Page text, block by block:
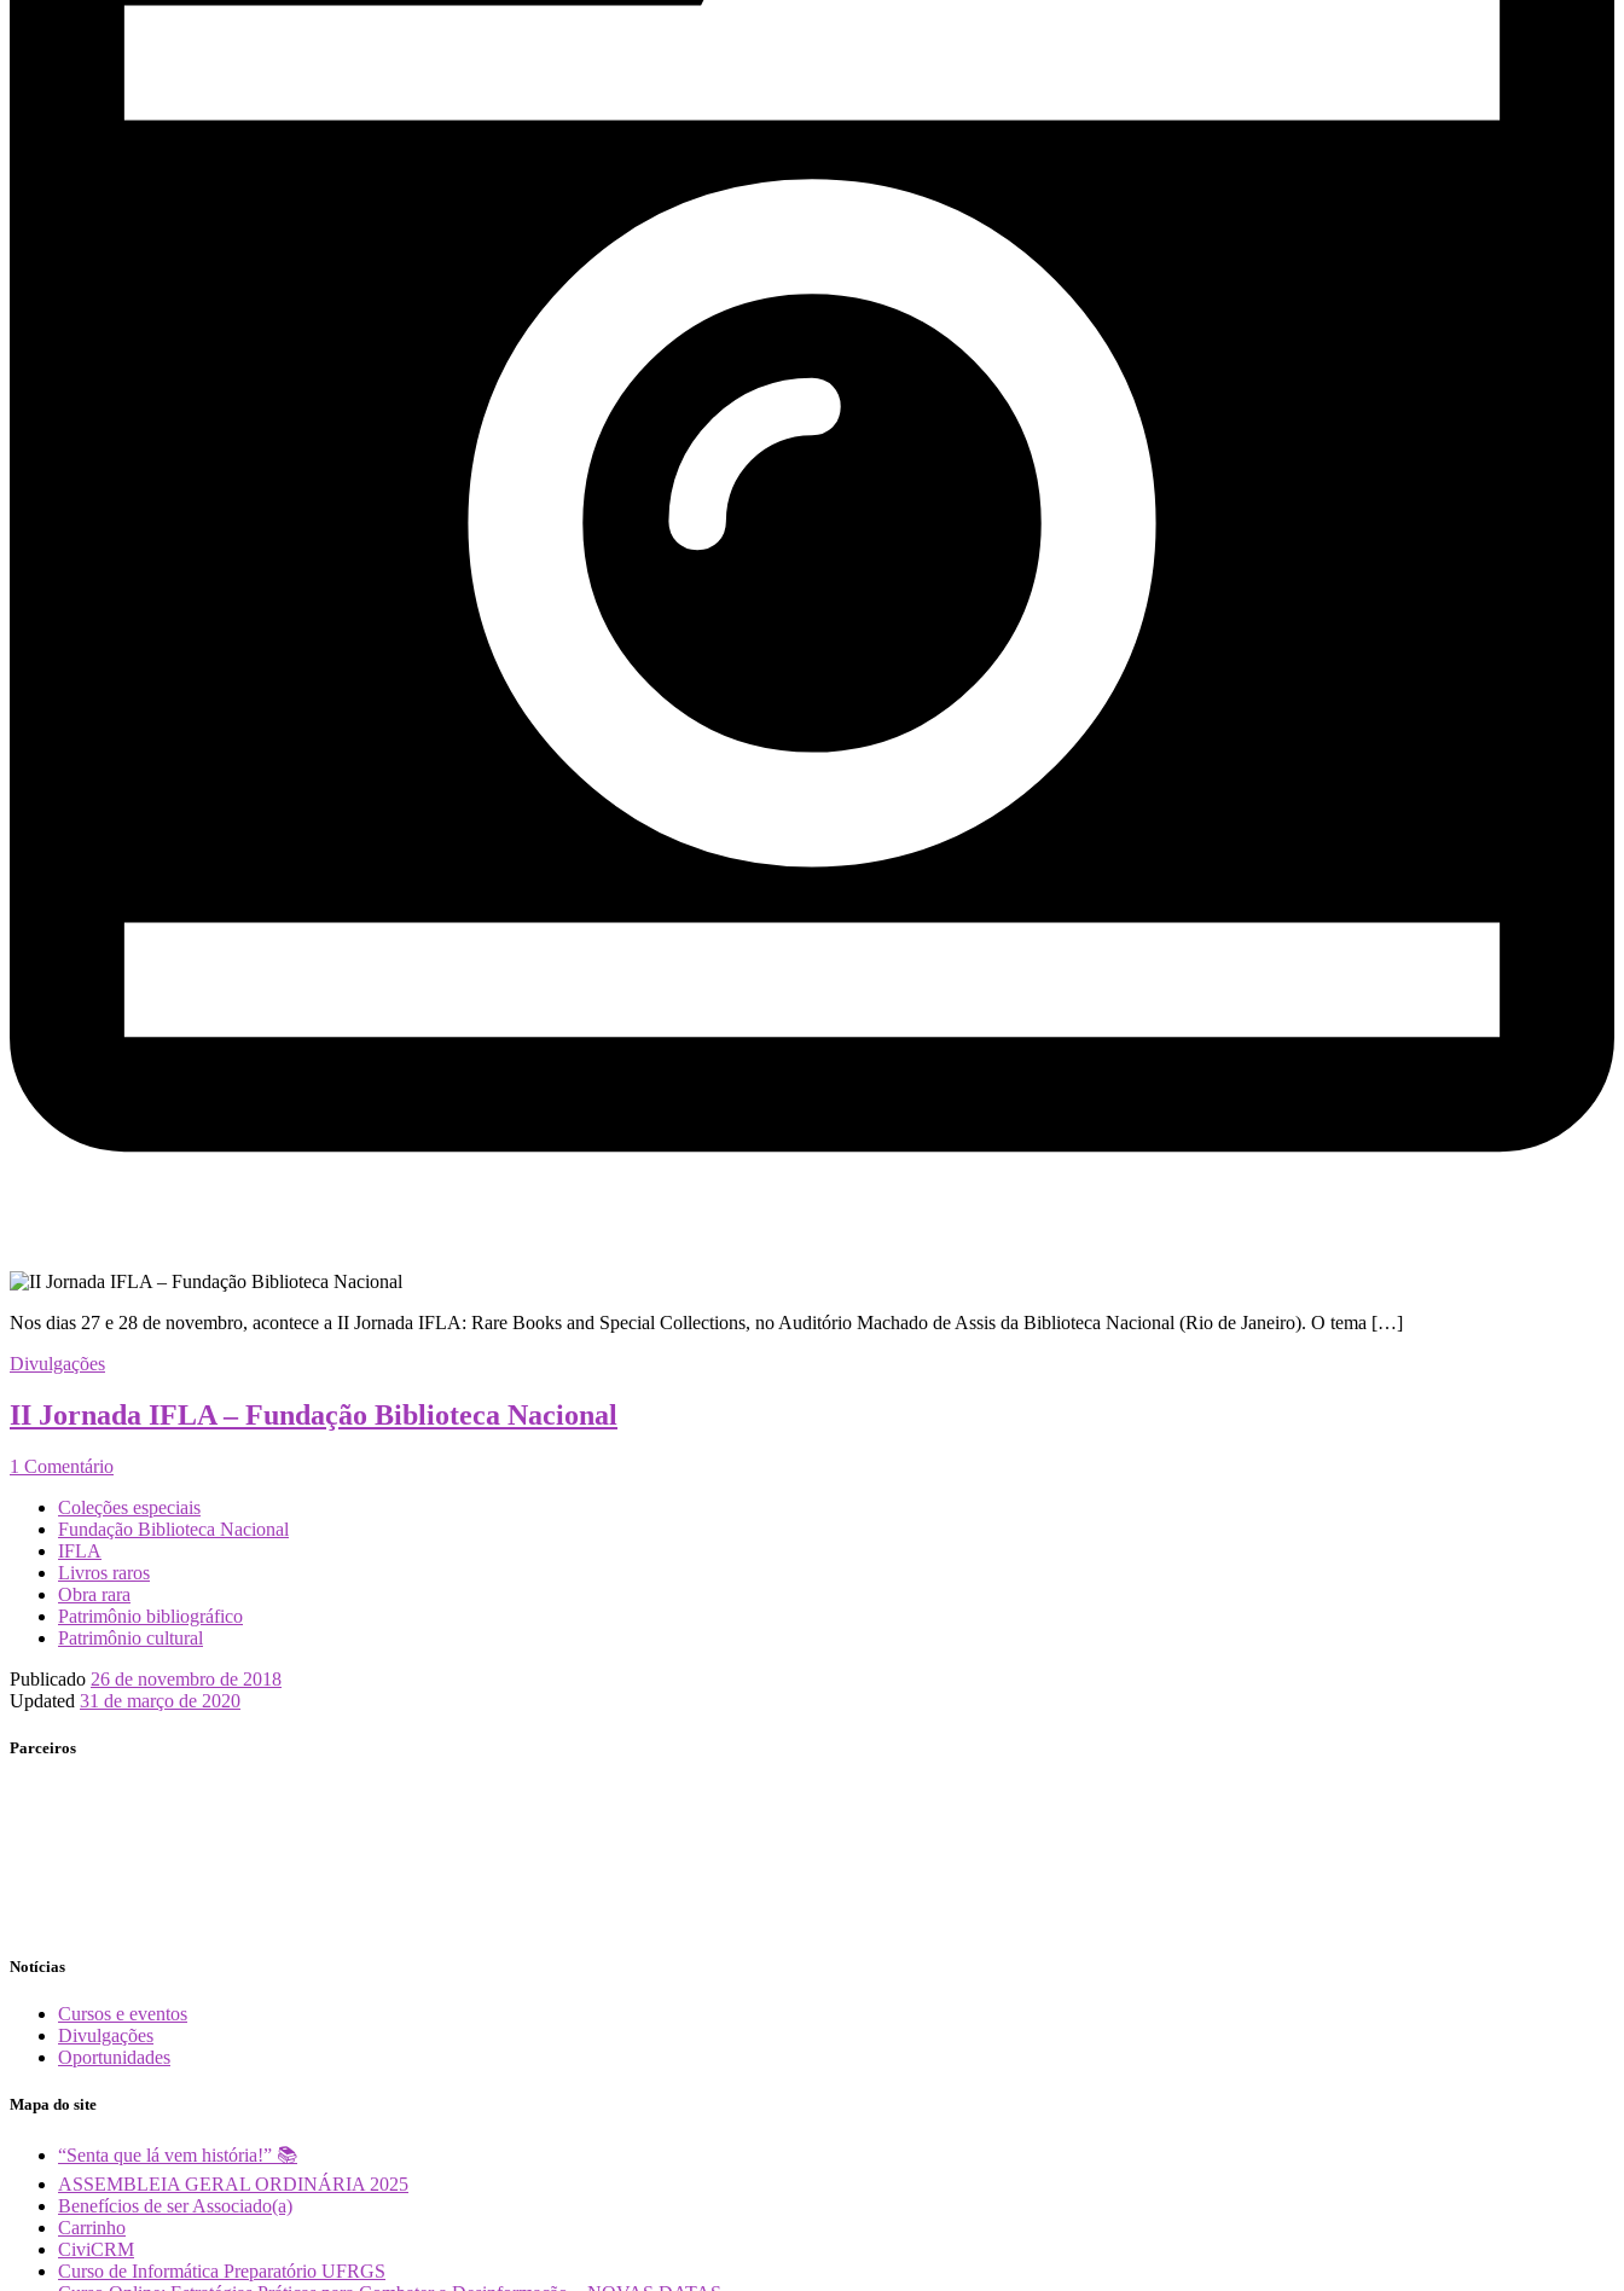
Nos dias 27 e 28 de novembro, acontece a II Jornada IFLA: Rare Books and Special Collections, no Auditório Machado de Assis da Biblioteca Nacional (Rio de Janeiro). O tema […]
Divulgações
II Jornada IFLA – Fundação Biblioteca Nacional
1 Comentário
Coleções especiais
Fundação Biblioteca Nacional
IFLA
Livros raros
Obra rara
Patrimônio bibliográfico
Patrimônio cultural
Publicado 26 de novembro de 2018
Updated 31 de março de 2020
Parceiros
Notícias
Cursos e eventos
Divulgações
Oportunidades
Mapa do site
“Senta que lá vem história!” 📚
ASSEMBLEIA GERAL ORDINÁRIA 2025
Benefícios de ser Associado(a)
Carrinho
CiviCRM
Curso de Informática Preparatório UFRGS